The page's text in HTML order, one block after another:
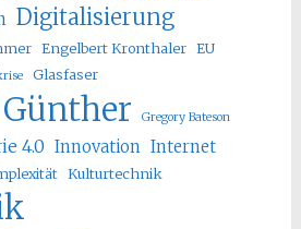
Digitalisierung
Engelbert Kronthaler EU
Glasfaser
Gregory Bateson
4.0 Innovation Internet
Kulturtechnik